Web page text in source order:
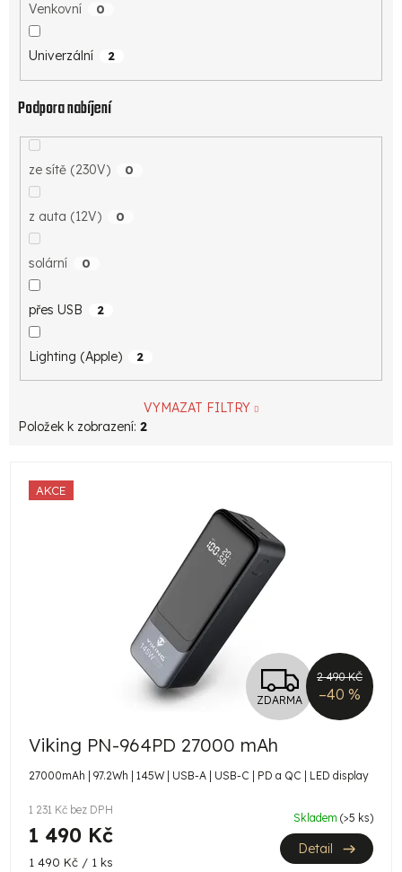
Venkovní 0
Univerzální 2
Podpora nabíjení
ze sítě (230V) 0
z auta (12V) 0
solární 0
přes USB 2
Lighting (Apple) 2
VYMAZAT FILTRY
Položek k zobrazení: 2
AKCE
Z
D
R
M
ZDARMA
2 490 KČ
–40 %
Viking PN-964PD 27000 mAh
27000mAh | 97.2Wh | 145W | USB-A | USB-C | PD a QC | LED display
1 231 Kč bez DPH
1 490 Kč
Měrná
1 490 Kč / 1 ks
Skladem (>5 ks)
Detail